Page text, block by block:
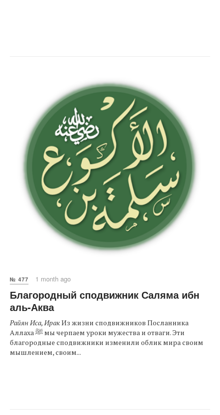
№ 477 1 month ago
Благородный сподвижник Саляма ибн
аль-Аква
Райян Иса, ИракИз жизни сподвижников Посланника
Аллаха ﷺ мы черпаем уроки мужества и отваги. Эти
благородные сподвижники изменили облик мира своим
мышлением, своим...